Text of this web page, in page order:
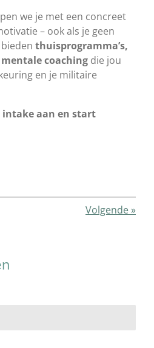
we je met een concreet
– ook als je geen
thuisprogramma’s,
coaching die jou
en je militaire
intake aan en start
Volgende»